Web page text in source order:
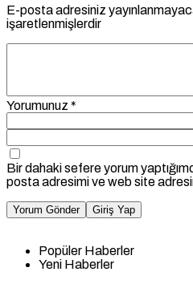
E-posta adresiniz
işaretlenmişlerdir
Yorumunuz *
Bir dahaki sefere yorum
posta adresimi ve web site
Yorum Gönder Giriş Yap
Popüler Haberler
Yeni Haberler